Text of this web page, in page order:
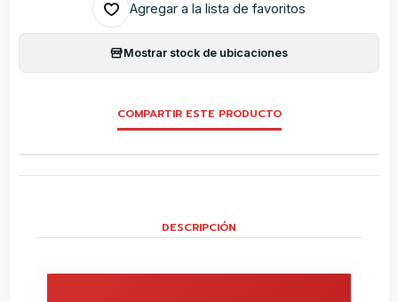
Agregar a la lista de favoritos
Mostrar stock de ubicaciones
COMPARTIR ESTE PRODUCTO
DESCRIPCIÓN